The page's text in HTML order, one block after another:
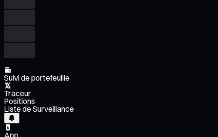
Suivi de portefeuille
Traceur
Positions
Liste de Surveillance